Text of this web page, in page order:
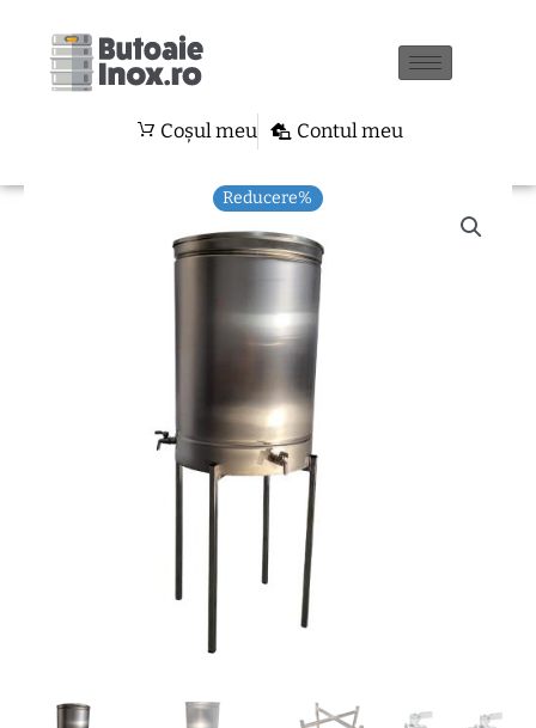
content
Coșul meu
Contul meu
Reducere%